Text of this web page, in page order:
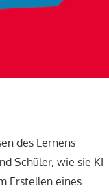
des Lernens
Schüler, wie sie KI
Erstellen eines